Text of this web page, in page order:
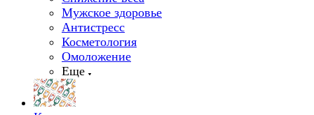
Мужское здоровье
Антистресс
Косметология
Омоложение
Еще